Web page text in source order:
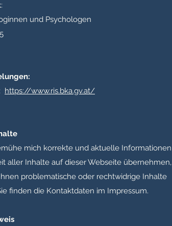
:
und Psychologen
https://www.ris.bka.gv.at/
mich korrekte und aktuelle Informationen
aller Inhalte auf dieser Webseite übernehmen,
problematische oder rechtwidrige Inhalte
finden die Kontaktdaten im Impressum.